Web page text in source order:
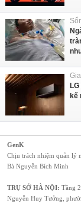
kế
GenK
Chịu trách nhiệm quản lý
Bà Nguyễn Bích Minh
TRỤ SỞ HÀ NỘI: Tầng
Nguyễn Huy Tưởng,